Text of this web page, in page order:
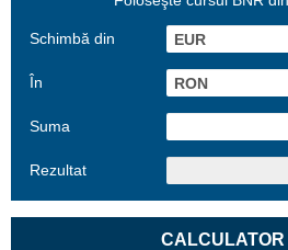
Schimbă din
În
Suma
Rezultat
CALCULATOR